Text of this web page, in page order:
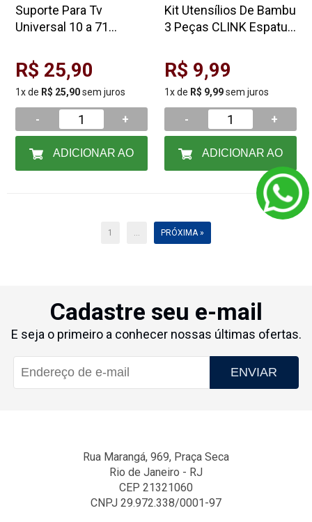
Suporte Para Tv
Universal 10 a 71
R$ 25,90
1x de R$ 25,90sem juros
- +
Kit Utensílios De Bambu
3 Peças CLINK Espatula
R$ 9,99
1x de R$ 9,99sem juros
- +
CARRINHO
1 ... PRÓXIMA »
Cadastre seu e-mail
E seja o primeiro a conhecer nossas últimas ofertas.
ENVIAR
Rua Marangá, 969, Praça Seca
Rio de Janeiro - RJ
CEP 21321060
CNPJ 29.972.338/0001-97